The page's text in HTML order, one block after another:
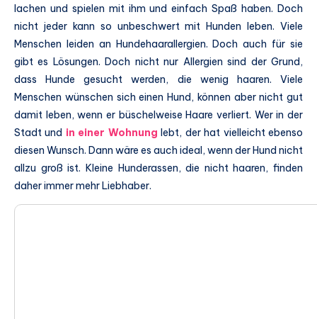
lachen und spielen mit ihm und einfach Spaß haben. Doch
nicht jeder kann so unbeschwert mit Hunden leben. Viele
Menschen leiden an Hundehaarallergien. Doch auch für sie
gibt es Lösungen. Doch nicht nur Allergien sind der Grund,
dass Hunde gesucht werden, die wenig haaren. Viele
Menschen wünschen sich einen Hund, können aber nicht gut
damit leben, wenn er büschelweise Haare verliert. Wer in der
Stadt und in einer Wohnung lebt, der hat vielleicht ebenso
diesen Wunsch. Dann wäre es auch ideal, wenn der Hund nicht
allzu groß ist. Kleine Hunderassen, die nicht haaren, finden
daher immer mehr Liebhaber.